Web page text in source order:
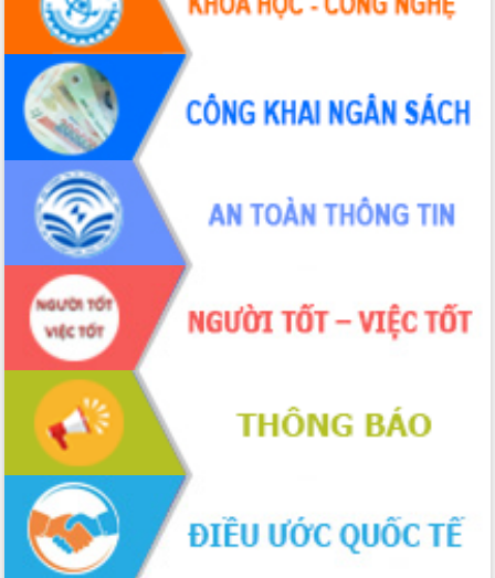
Phó Chủ tịch Thường trực UBND tỉnh
Hồ Thị Nguyên Thảo làm việc tại Trung
tâm Phục vụ hành chính công xã Ea
Phê
Xây dựng nền hành chính số đồng
hành cùng nông dân dân, doanh nghiệp
Giai đoạn 2026-2030, Đắk Lắk phấn
đấu có 77% xã đạt chuẩn nông thôn
mới
Chuyển đổi số 'mở đường' cho nông
nghiệp Đắk Lắk tăng trưởng bứt phá
Triển khai đồng bộ đo đạc, lập hồ sơ
địa chính, hoàn thiện cơ sở dữ liệu đất
đai
Ứng dụng sinh trắc học - Bước tiến
trong hành trình chuyển đổi số tại Đắk
Lắk
Đắk Lắk nâng cao hiệu quả công tác
Đảng từ Sổ tay đảng viên điện tử
Đắk Lắk đẩy mạnh nuôi biển công
nghệ, hướng tới phát triển thủy sản
bền vững
Tập huấn nâng cao năng lực triển khai
chuyển đổi số cho cán bộ, công chức